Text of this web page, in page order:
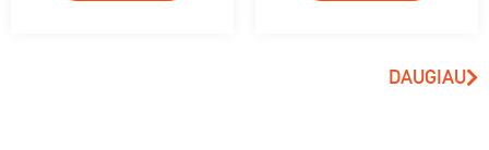
DAUGIAU